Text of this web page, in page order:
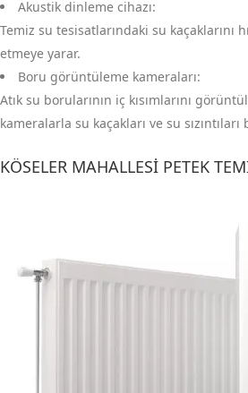
Akustik dinleme cihazı:
Temiz su tesisatlarındaki su kaçaklarını
etmeye yarar.
Boru görüntüleme kameraları:
Atık su borularının iç kısımlarını
kameralarla su kaçakları ve su
KÖSELER MAHALLESI PETEK